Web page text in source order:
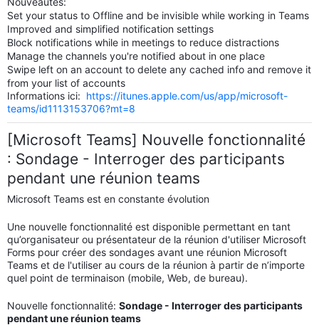
Set your status to Offline and be invisible while working in Teams
Improved and simplified notification settings
Block notifications while in meetings to reduce distractions
Manage the channels you're notified about in one place
Swipe left on an account to delete any cached info and remove it
from your list of accounts
Informations ici: https://itunes.apple.com/us/app/microsoft-
teams/id1113153706?mt=8
[Microsoft Teams] Nouvelle fonctionnalité
: Sondage - Interroger des participants
pendant une réunion teams
Microsoft Teams est en constante évolution
Une nouvelle fonctionnalité est disponible permettant en tant
qu’organisateur ou présentateur de la réunion d'utiliser Microsoft
Forms pour créer des sondages avant une réunion Microsoft
Teams et de l'utiliser au cours de la réunion à partir de n’importe
quel point de terminaison (mobile, Web, de bureau).
Nouvelle fonctionnalité: Sondage - Interroger des participants
pendant une réunion teams